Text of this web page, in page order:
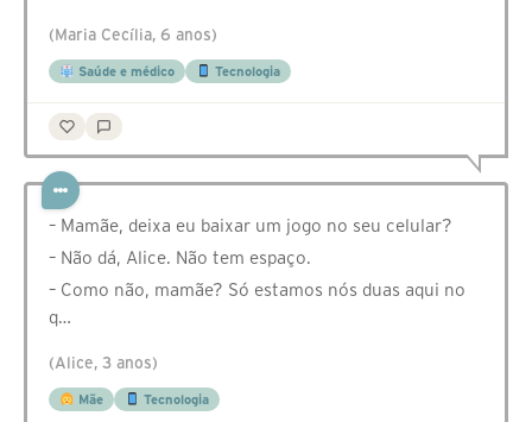
(Maria Cecília, 6 anos)
Saúde e médico Tecnologia
– Mamãe, deixa eu baixar um jogo no seu celular?
– Não dá, Alice. Não tem espaço.
– Como não, mamãe? Só estamos nós duas aqui no
q…
(Alice, 3 anos)
Mãe Tecnologia